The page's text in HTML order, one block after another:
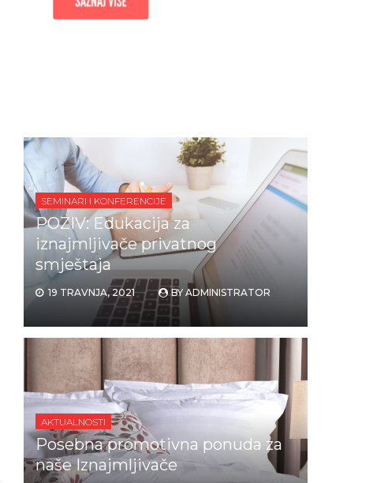
SEMINARI I KONFERENCIJE
POZIV: Edukacija za
iznajmljivače privatnog
smještaja
19 TRAVNJA, 2021 BYADMINISTRATOR
AKTUALNOSTI
Posebna promotivna ponuda za
naše Iznajmljivače